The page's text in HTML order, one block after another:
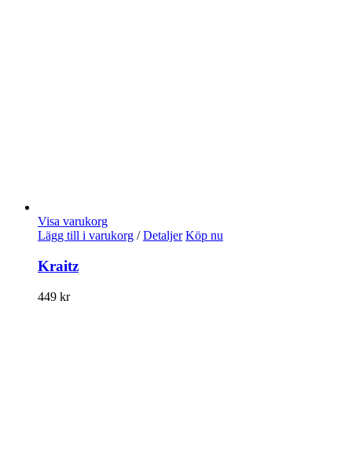
Visa varukorg
Lägg till i varukorg / Detaljer Köp nu
Kraitz
449 kr